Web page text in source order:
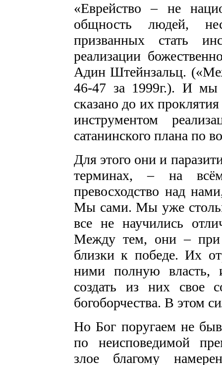
«Еврейство – не
общность людей,
призванных стать
реализации
Адин Штейнзальц.
46-47 за 1999г.). И
сказано до их
инструментом
сатанинского плана по
Для этого они и
терминах, – на
превосходство над
Мы сами. Мы уже
все не научились
Между тем, они – при
близки к победе. Их
ними полную власть,
создать из них свое
богоборчества. В этом
Но Бог поругаем не
по неисповедимой
злое благому